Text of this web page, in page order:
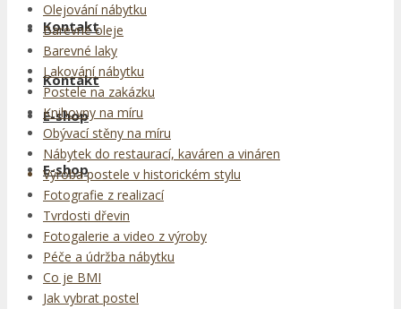
Kontakt
E-shop
Kontakt
E-shop
Olejování nábytku
Barevné oleje
Barevné laky
Lakování nábytku
Postele na zakázku
Knihovny na míru
Obývací stěny na míru
Nábytek do restaurací, kaváren a vináren
Výroba postele v historickém stylu
Fotografie z realizací
Tvrdosti dřevin
Fotogalerie a video z výroby
Péče a údržba nábytku
Co je BMI
Jak vybrat postel